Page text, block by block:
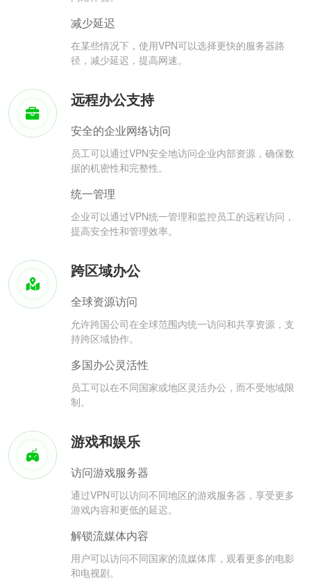
减少延迟
在某些情况下，使用VPN可以选择更快的服务器路
径，减少延迟，提高网速。
远程办公支持
安全的企业网络访问
员工可以通过VPN安全地访问企业内部资源，确保数
据的机密性和完整性。
统一管理
企业可以通过VPN统一管理和监控员工的远程访问，
提高安全性和管理效率。
跨区域办公
全球资源访问
允许跨国公司在全球范围内统一访问和共享资源，支
持跨区域协作。
多国办公灵活性
员工可以在不同国家或地区灵活办公，而不受地域限
制。
游戏和娱乐
访问游戏服务器
通过VPN可以访问不同地区的游戏服务器，享受更多
游戏内容和更低的延迟。
解锁流媒体内容
用户可以访问不同国家的流媒体库，观看更多的电影
和电视剧。